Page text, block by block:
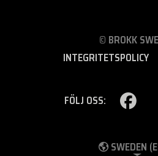
© BROKK
INTEGRITETSPOLICY
FÖLJ OSS:
SWEDEN